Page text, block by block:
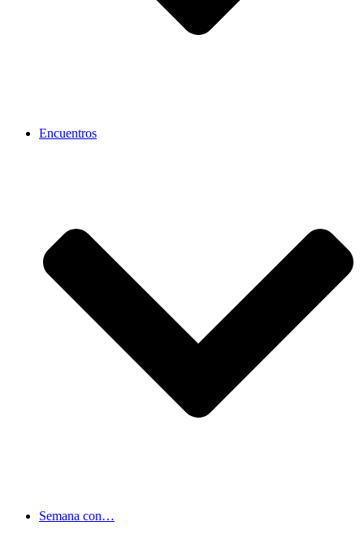
Encuentros
Semana con…